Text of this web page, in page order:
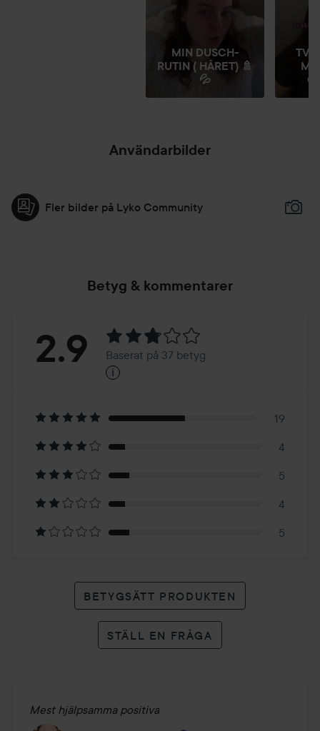
MIN DUSCH-
RUTIN ( HÅRET) 🚿
💦
Användarbilder
Fler bilder på Lyko Community
Betyg & kommentarer
Betyg:
Baserat
på
37
betyg
2.9 Baserat på 37 betyg
i
19
4
5
4
5
BETYGSÄTT PRODUKTEN
STÄLL EN FRÅGA
Mest hjälpsamma positiva